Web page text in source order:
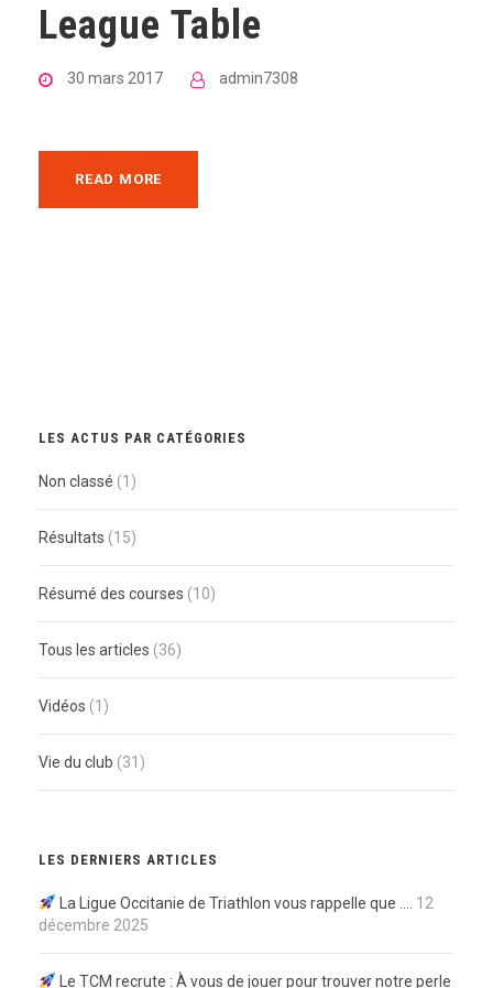
League Table
30 mars 2017 admin7308
READ MORE
LES ACTUS PAR CATÉGORIES
Non classé (1)
Résultats (15)
Résumé des courses (10)
Tous les articles (36)
Vidéos (1)
Vie du club (31)
LES DERNIERS ARTICLES
La Ligue Occitanie de Triathlon vous rappelle que ….
12
décembre 2025
Le TCM recrute : À vous de jouer pour trouver notre perle